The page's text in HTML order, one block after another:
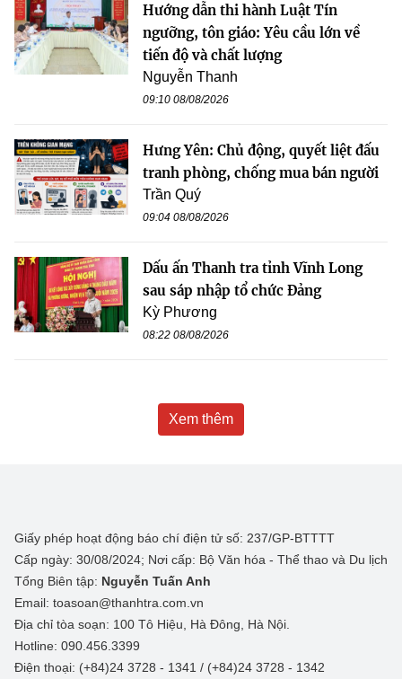
Hướng dẫn thi hành Luật Tín
ngưỡng, tôn giáo: Yêu cầu lớn về
tiến độ và chất lượng
Nguyễn Thanh
09:10 08/08/2026
Hưng Yên: Chủ động, quyết liệt đấu
tranh phòng, chống mua bán người
Trần Quý
09:04 08/08/2026
Dấu ấn Thanh tra tỉnh Vĩnh Long
sau sáp nhập tổ chức Đảng
Kỳ Phương
08:22 08/08/2026
Xem thêm
Giấy phép hoạt động báo chí điện tử số: 237/GP-BTTTT
Cấp ngày: 30/08/2024; Nơi cấp: Bộ Văn hóa - Thể thao và Du lịch
Tổng Biên tập: Nguyễn Tuấn Anh
Email: toasoan@thanhtra.com.vn
Địa chỉ tòa soạn: 100 Tô Hiệu, Hà Đông, Hà Nội.
Hotline: 090.456.3399
Điện thoại: (+84)24 3728 - 1341 / (+84)24 3728 - 1342